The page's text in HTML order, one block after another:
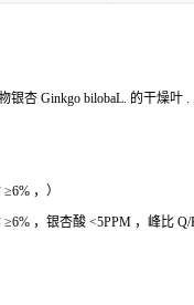
银杏 Ginkgo bilobaL. 的干燥叶 .
≥6% ，）
≥6% ，银杏酸 <5PPM ，峰比 Q/